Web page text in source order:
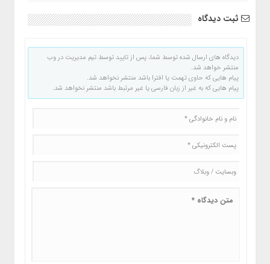
ثبت دیدگاه
دیدگاه های ارسال شده توسط شما، پس از تایید توسط تیم مدیریت در وب
منتشر خواهد شد.
پیام هایی که حاوی تهمت یا افترا باشد منتشر نخواهد شد.
پیام هایی که به غیر از زبان فارسی یا غیر مرتبط باشد منتشر نخواهد شد.